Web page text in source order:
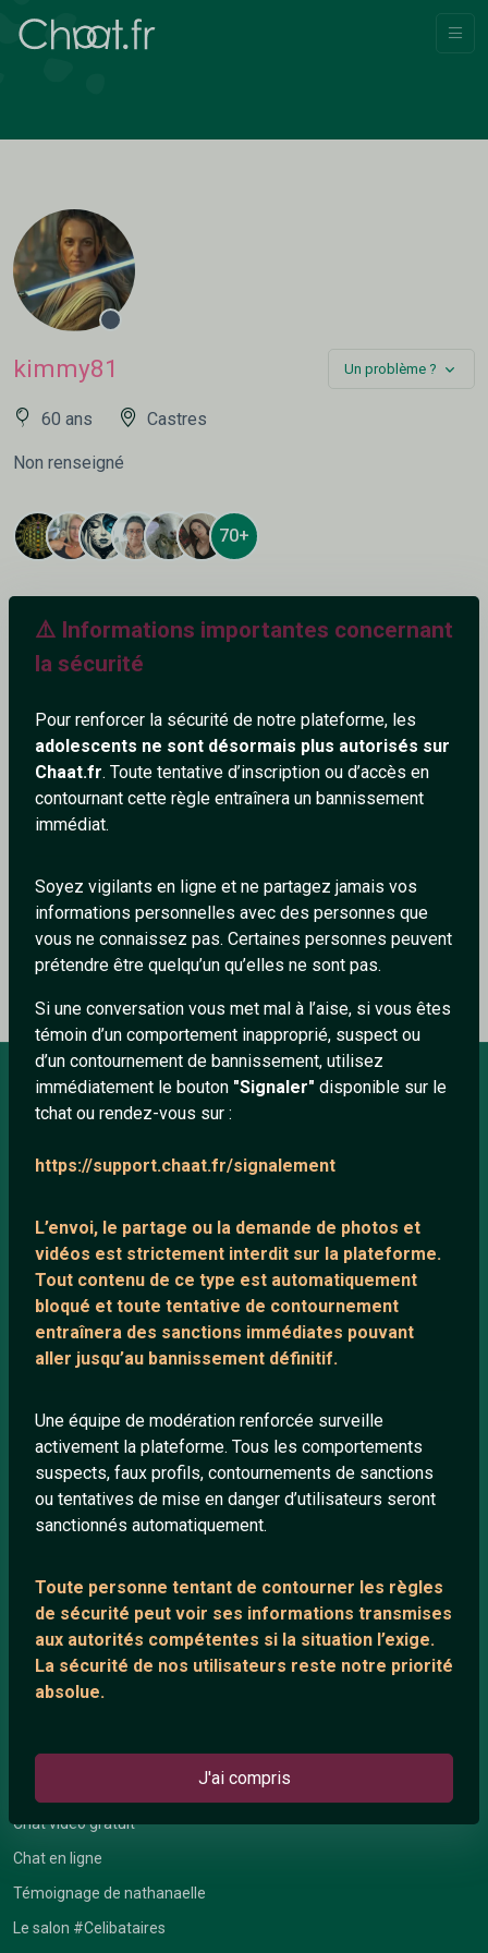
⚠️ Informations importantes concernant
la sécurité
Pour renforcer la sécurité de notre plateforme, les
adolescents ne sont désormais plus autorisés sur
Chaat.fr. Toute tentative d’inscription ou d’accès en
contournant cette règle entraînera un bannissement
immédiat.
Soyez vigilants en ligne et ne partagez jamais vos
informations personnelles avec des personnes que
vous ne connaissez pas. Certaines personnes peuvent
prétendre être quelqu’un qu’elles ne sont pas.
Si une conversation vous met mal à l’aise, si vous êtes
témoin d’un comportement inapproprié, suspect ou
d’un contournement de bannissement, utilisez
immédiatement le bouton "Signaler" disponible sur le
tchat ou rendez-vous sur :
https://support.chaat.fr/signalement
L’envoi, le partage ou la demande de photos et
vidéos est strictement interdit sur la plateforme.
Tout contenu de ce type est automatiquement
bloqué et toute tentative de contournement
entraînera des sanctions immédiates pouvant
aller jusqu’au bannissement définitif.
Une équipe de modération renforcée surveille
activement la plateforme. Tous les comportements
suspects, faux profils, contournements de sanctions
ou tentatives de mise en danger d’utilisateurs seront
sanctionnés automatiquement.
Toute personne tentant de contourner les règles
de sécurité peut voir ses informations transmises
aux autorités compétentes si la situation l’exige.
La sécurité de nos utilisateurs reste notre priorité
absolue.
J'ai compris
kimmy81 Un problème ?
60 ans Castres
Non renseigné
70+
Ajouter un commentaire (1)
Anand44 14/2/2025
Bonjour, jolie photo de profil ^^ un gros gros chat avec
3
Répondre
À PROPOS
Conditions générales
Mentions légales
LIENS UTILES
Protection mineurs
Salons de discussion
Communauté
Playlists YouTube
Network IRC
Chat vidéo gratuit
Chat en ligne
Témoignage de nathanaelle
Le salon #Celibataires